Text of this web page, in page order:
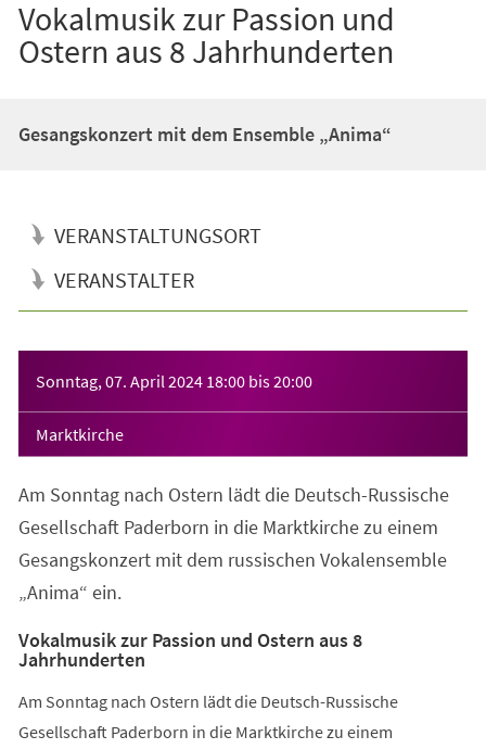
Vokalmusik zur Passion und
Ostern aus 8 Jahrhunderten
Gesangskonzert mit dem Ensemble „Anima“
VERANSTALTUNGSORT
VERANSTALTER
Sonntag, 07. April 2024 18:00 bis20:00
Marktkirche
Am Sonntag nach Ostern lädt die Deutsch-Russische
Gesellschaft Paderborn in die Marktkirche zu einem
Gesangskonzert mit dem russischen Vokalensemble
„Anima“ ein.
Vokalmusik zur Passion und Ostern aus 8
Jahrhunderten
Am Sonntag nach Ostern lädt die Deutsch-Russische
Gesellschaft Paderborn in die Marktkirche zu einem